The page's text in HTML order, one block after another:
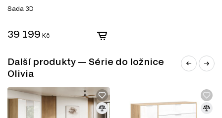
Komody
Šatní skříň
Objevte všechny možnosti, jak si zařídit ložnici podle
svých představ na Dubok.cz.
Sada 3D
39 199 Kč
Další produkty — Série do ložnice
Olivia